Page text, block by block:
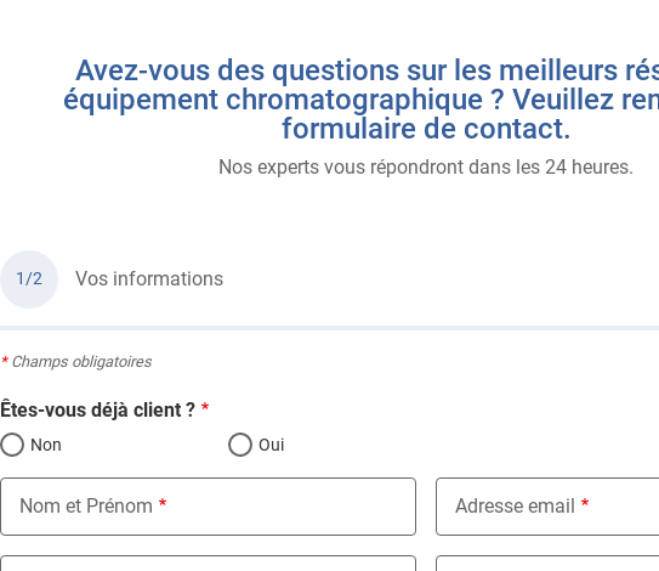
Avez-vous des questions sur les meilleurs
équipement chromatographique ? Veuillez
formulaire de contact.
Nos experts vous répondront dans les 24 heures.
1/2 Vos informations
*Champs obligatoires
Êtes-vous déjà client ?
Non Oui
Nom et Prénom Adresse email